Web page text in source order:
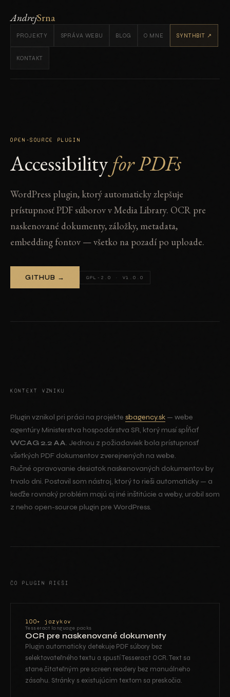
AndrejSrna
PROJEKTY SPRÁVA WEBU BLOG O MNE SYNTHBIT ↗
KONTAKT
OPEN-SOURCE PLUGIN
Accessibilityfor PDFs
WordPress plugin, ktorý automaticky zlepšuje
prístupnosť PDF súborov v Media Library. OCR pre
naskenované dokumenty, záložky, metadata,
embedding fontov — všetko na pozadí po uploade.
GITHUB → GPL-2.0 · V1.0.0
KONTEXT VZNIKU
Plugin vznikol pri práci na projekte sbagency.sk — webe
agentúry Ministerstva hospodárstva SR, ktorý musí spĺňať
WCAG 2.2 AA. Jednou z požiadaviek bola prístupnosť
všetkých PDF dokumentov zverejnených na webe.
Ručné opravovanie desiatok naskenovaných dokumentov by
trvalo dni. Postavil som nástroj, ktorý to rieši automaticky — a
keďže rovnaký problém majú aj iné inštitúcie a weby, urobil som
z neho open-source plugin pre WordPress.
ČO PLUGIN RIEŠI
100+ jazykov
Tesseract language packs
OCR pre naskenované dokumenty
Plugin automaticky detekuje PDF súbory bez
selektovateľného textu a spustí Tesseract OCR. Text sa
stane čitateľným pre screen readery bez manuálneho
zásahu. Stránky s existujúcim textom sa preskočia.